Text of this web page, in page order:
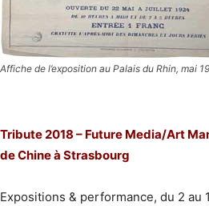
Affiche de l’exposition au Palais du Rhin, mai
Tribute 2018 – Future Media/Art
de Chine à Strasbourg
Expositions & performance, du 2 au